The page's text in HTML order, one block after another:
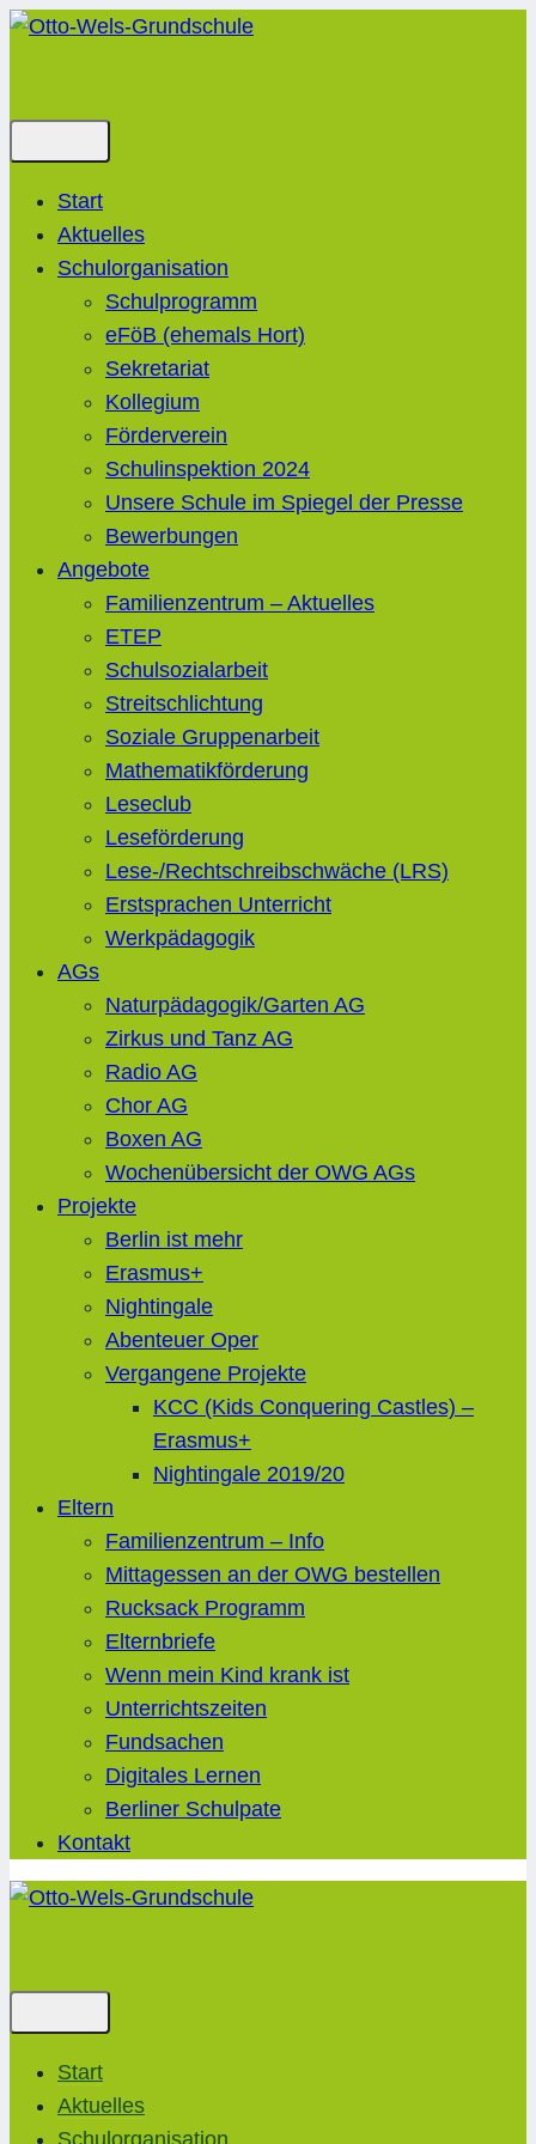
Zum
Start
Aktuelles
Schulorganisation
Schulprogramm
eFöB (ehemals Hort)
Sekretariat
Kollegium
Förderverein
Schulinspektion 2024
Unsere Schule im Spiegel der Presse
Bewerbungen
Angebote
Familienzentrum – Aktuelles
ETEP
Schulsozialarbeit
Streitschlichtung
Soziale Gruppenarbeit
Mathematikförderung
Leseclub
Leseförderung
Lese-/Rechtschreibschwäche (LRS)
Erstsprachen Unterricht
Werkpädagogik
AGs
Naturpädagogik/Garten AG
Zirkus und Tanz AG
Radio AG
Chor AG
Boxen AG
Wochenübersicht der OWG AGs
Projekte
Berlin ist mehr
Erasmus+
Nightingale
Abenteuer Oper
Vergangene Projekte
KCC (Kids Conquering Castles) –
Erasmus+
Nightingale 2019/20
Eltern
Familienzentrum – Info
Mittagessen an der OWG bestellen
Rucksack Programm
Elternbriefe
Wenn mein Kind krank ist
Unterrichtszeiten
Fundsachen
Digitales Lernen
Berliner Schulpate
Kontakt
Start
Aktuelles
Schulorganisation